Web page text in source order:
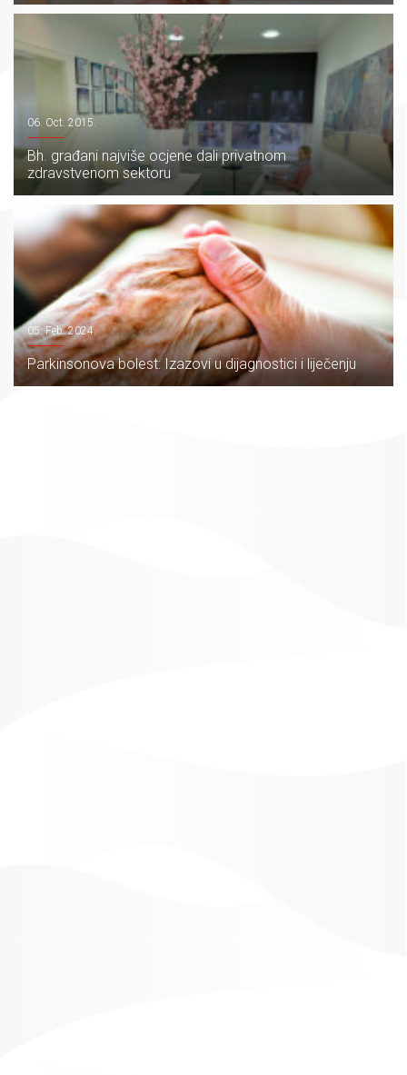
06. Oct. 2015.
Bh. građani najviše ocjene dali privatnom
zdravstvenom sektoru
05. Feb. 2024.
Parkinsonova bolest: Izazovi u dijagnostici i liječenju